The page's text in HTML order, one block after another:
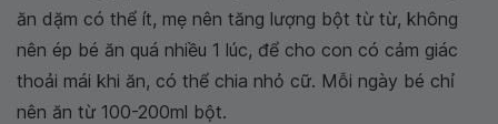
ăn dặm có thể ít, mẹ nên tăng lượng bột từ từ, không
nên ép bé ăn quá nhiều 1 lúc, để cho con có cảm giác
thoải mái khi ăn, có thể chia nhỏ cữ. Mỗi ngày bé chỉ
nên ăn từ 100-200ml bột.